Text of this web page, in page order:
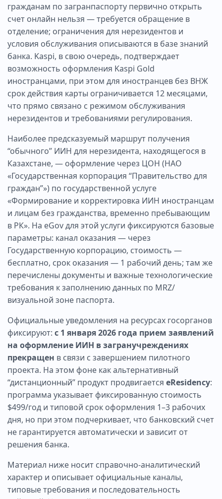
гражданам по загранпаспорту первично открыть
счет онлайн нельзя — требуется обращение в
отделение; ограничения для нерезидентов и
условия обслуживания описываются в базе знаний
банка. Kaspi, в свою очередь, подтверждает
возможность оформления Kaspi Gold
иностранцами, при этом для иностранцев без ВНЖ
срок действия карты ограничивается 12 месяцами,
что прямо связано с режимом обслуживания
нерезидентов и требованиями регулирования.
Наиболее предсказуемый маршрут получения
“обычного” ИИН для нерезидента, находящегося в
Казахстане, — оформление через ЦОН (НАО
«Государственная корпорация “Правительство для
граждан”») по государственной услуге
«Формирование и корректировка ИИН иностранцам
и лицам без гражданства, временно пребывающим
в РК». На eGov для этой услуги фиксируются базовые
параметры: канал оказания — через
Государственную корпорацию, стоимость —
бесплатно, срок оказания — 1 рабочий день; там же
перечислены документы и важные технологические
требования к заполнению данных по MRZ/
визуальной зоне паспорта.
Официальные уведомления на ресурсах госорганов
фиксируют: с 1 января 2026 года прием заявлений
на оформление ИИН в загранучреждениях
прекращен в связи с завершением пилотного
проекта. На этом фоне как альтернативный
“дистанционный” продукт продвигается eResidency:
программа указывает фиксированную стоимость
$499/год и типовой срок оформления 1–3 рабочих
дня, но при этом подчеркивает, что банковский счет
не гарантируется автоматически и зависит от
решения банка.
Материал ниже носит справочно-аналитический
характер и описывает официальные каналы,
типовые требования и последовательность